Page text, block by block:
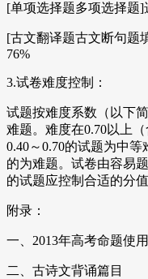
[单项选择题多项选择题]
[古文翻译题古文断句题
76%
3.试卷难度控制：
试题按难度系数（以下
难题。难度在0.70以上
0.40～0.70的试题为中等
的为难题。试卷由容易
的试题应控制合适的分
附录：
一、2013年高考命题使
二、古诗文背诵篇目